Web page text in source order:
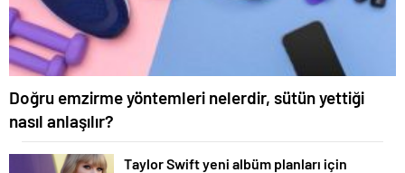
Doğru emzirme yöntemleri nelerdir, sütün yettiği
nasıl anlaşılır?
Taylor Swift yeni albüm planları için